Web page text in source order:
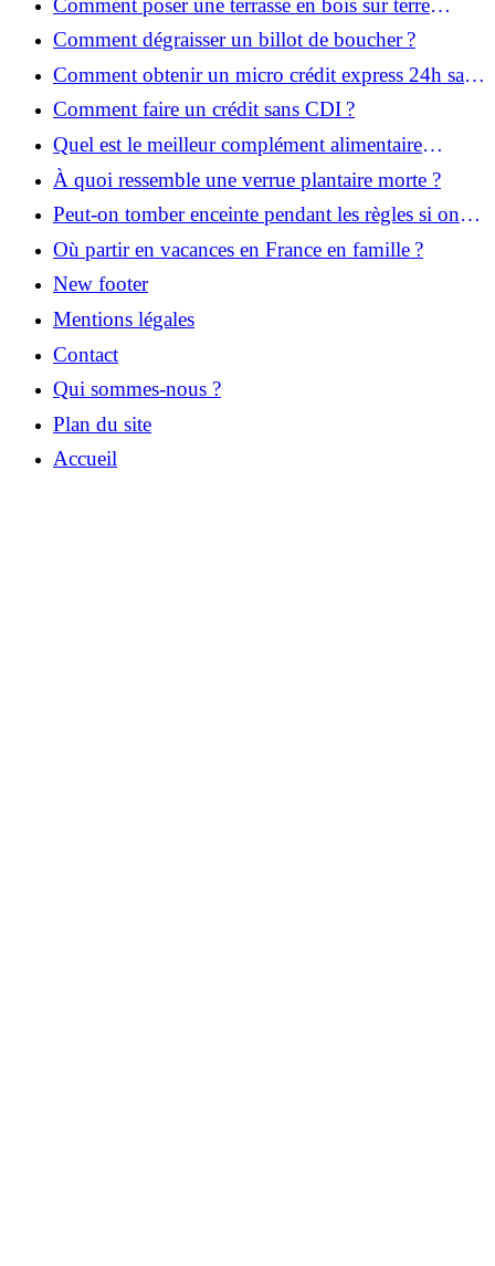
battue ?
Comment dégraisser un billot de boucher ?
Comment obtenir un micro crédit express 24h sans
justificatif ?
Comment faire un crédit sans CDI ?
Quel est le meilleur complément alimentaire
cheveux efficace ? Notre avis dans cet article
À quoi ressemble une verrue plantaire morte ?
Peut-on tomber enceinte pendant les règles si on
prend la pilule ?
Où partir en vacances en France en famille ?
New footer
Mentions légales
Contact
Qui sommes-nous ?
Plan du site
Accueil